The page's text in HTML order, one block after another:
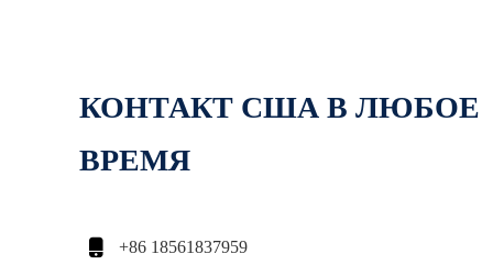
КОНТАКТ США В ЛЮБОЕ
ВРЕМЯ
 +86 18561837959